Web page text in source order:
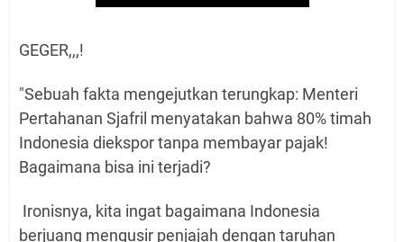
GEGER,,,!
"Sebuah fakta mengejutkan terungkap: Menteri
Pertahanan Sjafril menyatakan bahwa 80% timah
Indonesia diekspor tanpa membayar pajak!
Bagaimana bisa ini terjadi?
Ironisnya, kita ingat bagaimana Indonesia
berjuang mengusir penjajah dengan taruhan